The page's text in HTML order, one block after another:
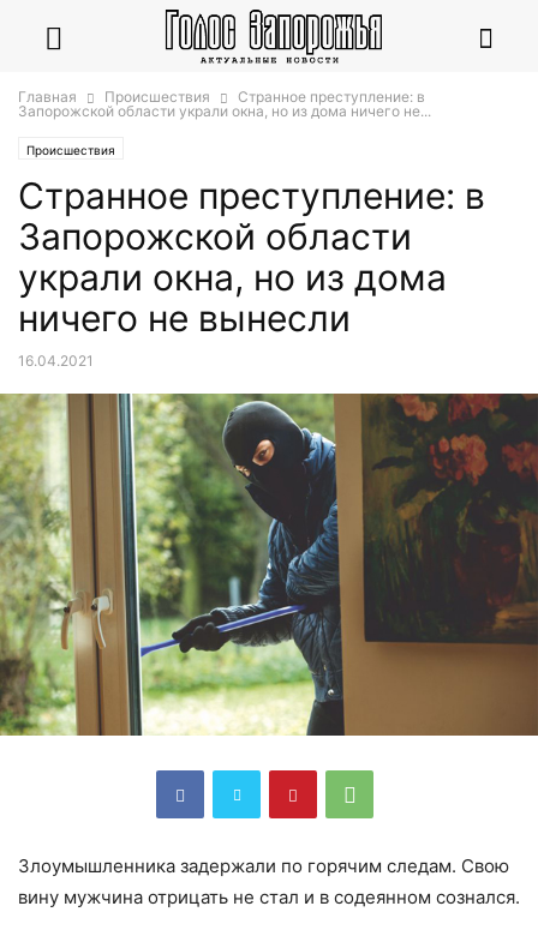
Главная Происшествия
Странное преступление: в
Запорожской области украли окна, но из дома ничего не...
Происшествия
Странное преступление: в
Запорожской области
украли окна, но из дома
ничего не вынесли
16.04.2021
Злоумышленника задержали по горячим следам. Свою
вину мужчина отрицать не стал и в содеянном сознался.